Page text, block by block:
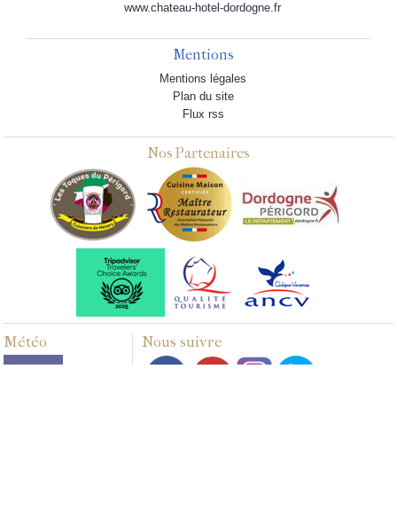
www.chateau-hotel-dordogne.fr
Mentions
Mentions légales
Plan du site
Flux rss
Nos Partenaires
Météo Nous suivre